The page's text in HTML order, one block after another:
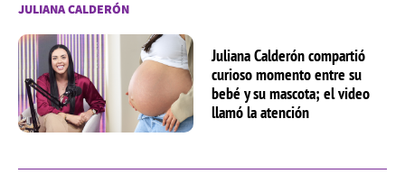
JULIANA CALDERÓN
Juliana Calderón compartió
curioso momento entre su
bebé y su mascota; el video
llamó la atención